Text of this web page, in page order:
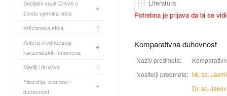
Literatura
Potrebna je prijava da bi se
Komparativna duhovnost
Naziv predmeta:
Nositelji predmeta: Mr. sc.
Dr. sc.
Socijalni nauk Crkve u
životu vjernika laika
Kršćanska etika
Kriteriji vrednovanja
karizmatskih fenomena
Mediji i društvo
Filozofija, znanost i
duhovnost